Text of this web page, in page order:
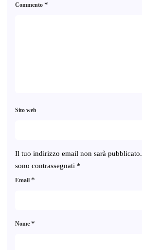
Il tuo indirizzo email non sarà pubblicato.
sono contrassegnati *
Commento *
Nome *
Email *
Sito web